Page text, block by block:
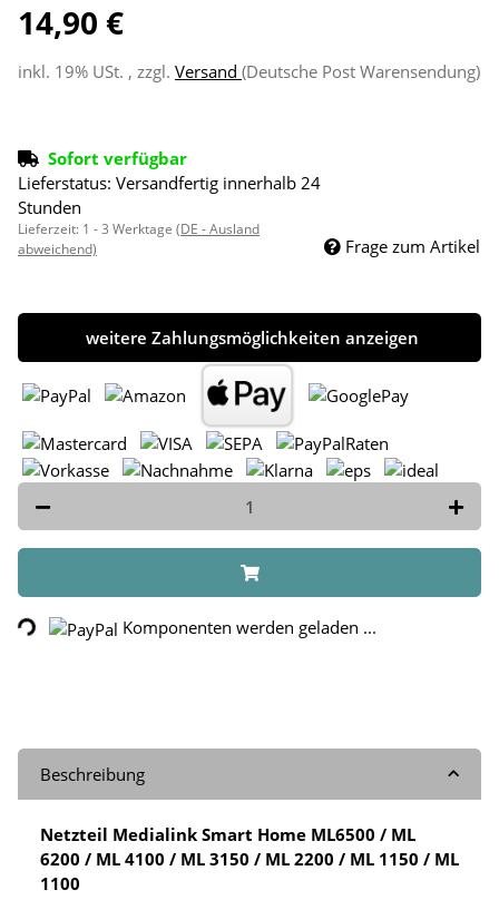
14,90 €
inkl. 19% USt. , zzgl. Versand (Deutsche Post Warensendung)
Sofort verfügbar
Lieferstatus: Versandfertig innerhalb 24
Stunden
Lieferzeit: 1 - 3 Werktage (DE - Ausland
abweichend)
Frage zum Artikel
weitere Zahlungsmöglichkeiten anzeigen
Loading... Komponenten werden geladen ...
Beschreibung
Netzteil Medialink Smart Home ML6500 / ML
6200 / ML 4100 / ML 3150 / ML 2200 / ML 1150 / ML
1100